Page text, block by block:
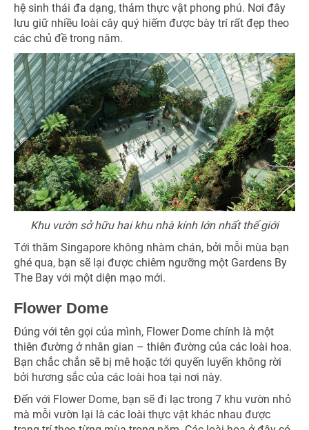
hệ sinh thái đa dạng, thảm thực vật phong phú. Nơi đây
lưu giữ nhiều loài cây quý hiếm được bày trí rất đẹp theo
các chủ đề trong năm.
Khu vườn sở hữu hai khu nhà kính lớn nhất thế giới
Tới thăm Singapore không nhàm chán, bởi mỗi mùa bạn
ghé qua, bạn sẽ lại được chiêm ngưỡng một Gardens By
The Bay với một diện mạo mới.
Flower Dome
Đúng với tên gọi của mình, Flower Dome chính là một
thiên đường ở nhân gian – thiên đường của các loài hoa.
Bạn chắc chắn sẽ bị mê hoặc tới quyến luyến không rời
bởi hương sắc của các loài hoa tại nơi này.
Đến với Flower Dome, bạn sẽ đi lạc trong 7 khu vườn nhỏ
mà mỗi vườn lại là các loài thực vật khác nhau được